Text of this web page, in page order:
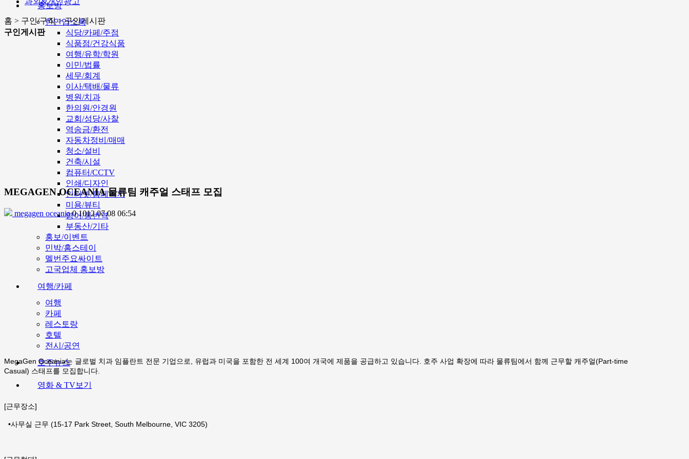
홍보방
한인업소록
식당/카페/주점
식품점/건강식품
여행/유학/학원
이민/법률
세무/회계
이사/택배/물류
병원/치과
한의원/안경원
교회/성당/사찰
역송금/환전
자동차정비/매매
청소/설비
건축/시설
컴퓨터/CCTV
인쇄/디자인
인터넷/홈페이지
미용/뷰티
영어/통번역
부동산/기타
홍보/이벤트
민박/홈스테이
멜번주요싸이트
고국업체 홍보방
여행/카페
여행
카페
레스토랑
호텔
전시/공연
호주뉴스
영화 & TV보기
홈 > 구인/구직 > 구인게시판
구인게시판
MEGAGEN OCEANIA 물류팀 캐주얼 스태프 모집
megagen oceania 0101207.08 06:54
MegaGen Oceania는 글로벌 치과 임플란트 전문 기업으로, 유럽과 미국을 포함한 전 세계 100여 개국에 제품을 공급하고 있습니다. 호주 사업 확장에 따라 물류팀에서 함께 근무할 캐주얼(Part-time
Casual) 스태프를 모집합니다.
[근무장소]
•사무실 근무 (15-17 Park Street, South Melbourne, VIC 3205)